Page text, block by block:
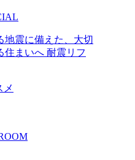
メ